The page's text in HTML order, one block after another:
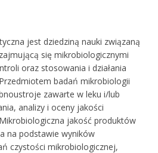
jest dziedziną nauki związaną
się mikrobiologicznymi
oraz stosowania i działania
badań mikrobiologii
zawarte w leku i/lub
analizy i oceny jakości
jakość produktów
na podstawie wyników
czystości mikrobiologicznej,